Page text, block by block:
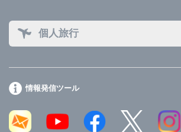
個人旅行
情報発信ツール